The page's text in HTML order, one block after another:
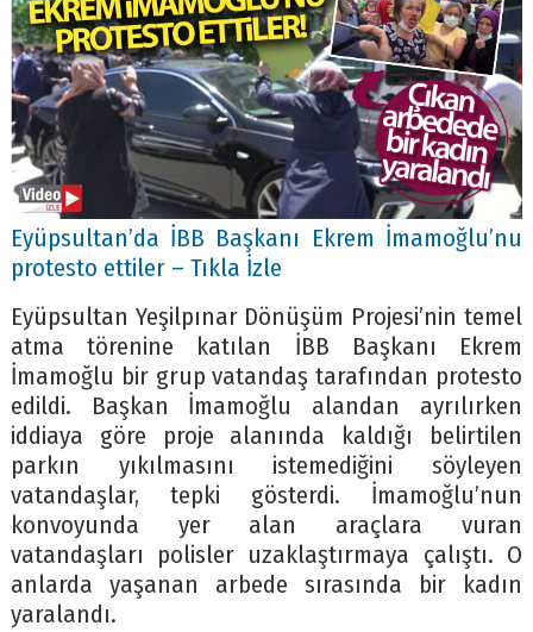
Eyüpsultan’da İBB Başkanı Ekrem İmamoğlu’nu
protesto ettiler – Tıkla İzle
Eyüpsultan Yeşilpınar Dönüşüm Projesi’nin temel
atma törenine katılan İBB Başkanı Ekrem
İmamoğlu bir grup vatandaş tarafından protesto
edildi. Başkan İmamoğlu alandan ayrılırken
iddiaya göre proje alanında kaldığı belirtilen
parkın yıkılmasını istemediğini söyleyen
vatandaşlar, tepki gösterdi. İmamoğlu’nun
konvoyunda yer alan araçlara vuran
vatandaşları polisler uzaklaştırmaya çalıştı. O
anlarda yaşanan arbede sırasında bir kadın
yaralandı.